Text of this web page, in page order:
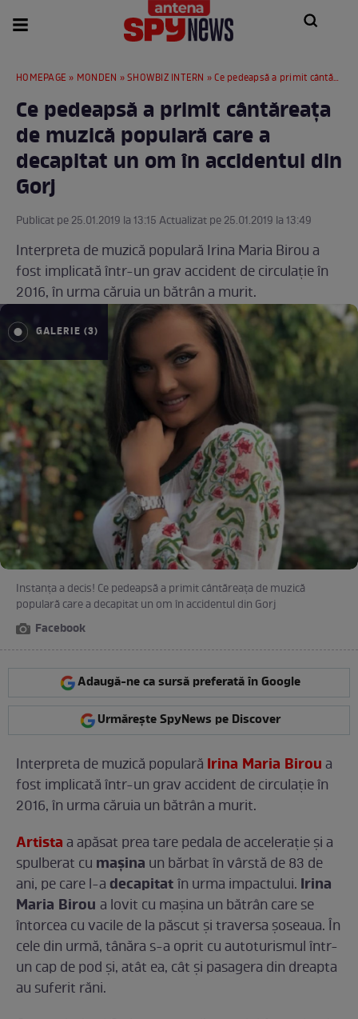
HOMEPAGE » MONDEN »SHOWBIZ INTERN » Ce pedeapsă a primit cântăreața de muzică populară care a decapitat un om în accidentul din Gorj
Ce pedeapsă a primit cântăreața
de muzică populară care a
decapitat un om în accidentul din
Gorj
Publicat pe 25.01.2019 la 13:15 Actualizat pe 25.01.2019 la 13:49
Interpreta de muzică populară Irina Maria Birou a
fost implicată într-un grav accident de circulație în
2016, în urma căruia un bătrân a murit.
GALERIE (3)
Instanța a decis! Ce pedeapsă a primit cântăreața de muzică
populară care a decapitat un om în accidentul din Gorj
Facebook
Adaugă-ne ca sursă preferată în Google
Urmărește SpyNews pe Discover
Interpreta de muzică populară Irina Maria Biroua
fost implicată într-un grav accident de circulație în
2016, în urma căruia un bătrân a murit.
Artistaa apăsat prea tare pedala de accelerație și a
spulberat cu mașina un bărbat în vârstă de 83 de
ani, pe care l-adecapitatîn urma impactului. Irina
Maria Birou a lovit cu mașina un bătrân care se
întorcea cu vacile de la păscut și traversa șoseaua. În
cele din urmă, tânăra s-a oprit cu autoturismul într-
un cap de pod și, atât ea, cât și pasagera din dreapta
au suferit răni.